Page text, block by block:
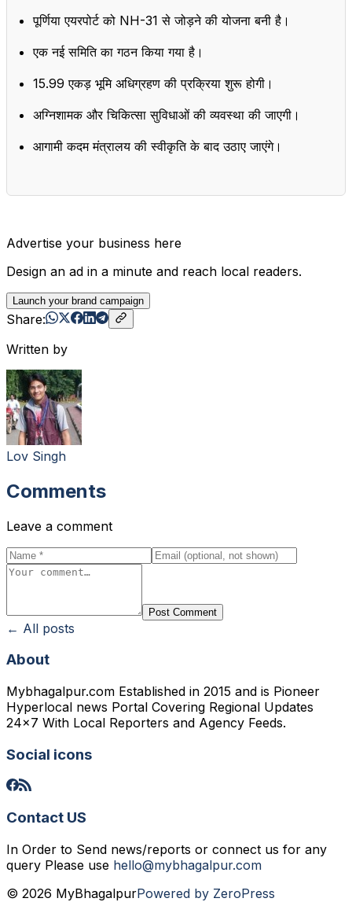
पूर्णिया एयरपोर्ट को NH-31 से जोड़ने की योजना बनी है।
एक नई समिति का गठन किया गया है।
15.99 एकड़ भूमि अधिग्रहण की प्रक्रिया शुरू होगी।
अग्निशामक और चिकित्सा सुविधाओं की व्यवस्था की जाएगी।
आगामी कदम मंत्रालय की स्वीकृति के बाद उठाए जाएंगे।
Advertise your business here
Design an ad in a minute and reach local readers.
Launch your brand campaign
Share:
Written by
Lov Singh
Comments
Leave a comment
Post Comment
← All posts
About
Mybhagalpur.com Established in 2015 and is Pioneer
Hyperlocal news Portal Covering Regional Updates
24x7 With Local Reporters and Agency Feeds.
Social icons
Contact US
In Order to Send news/reports or connect us for any
query Please use hello@mybhagalpur.com
© 2026 MyBhagalpurPowered by ZeroPress